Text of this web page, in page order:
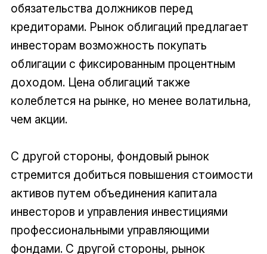
обязательства должников перед
кредиторами. Рынок облигаций предлагает
инвесторам возможность покупать
облигации с фиксированным процентным
доходом. Цена облигаций также
колеблется на рынке, но менее волатильна,
чем акции.
С другой стороны, фондовый рынок
стремится добиться повышения стоимости
активов путем объединения капитала
инвесторов и управления инвестициями
профессиональными управляющими
фондами. С другой стороны, рынок